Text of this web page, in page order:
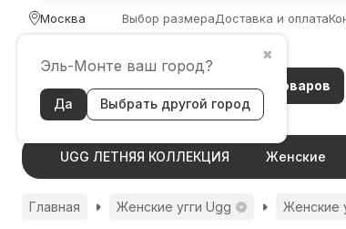
Москва
✖
Эль-Монте ваш город?
Да Выбрать другой город
Выбор размераДоставка и оплата
Каталог товаров
UGG ЛЕТНЯЯ КОЛЛЕКЦИЯ Женские
Главная Женские угги Ugg Женские